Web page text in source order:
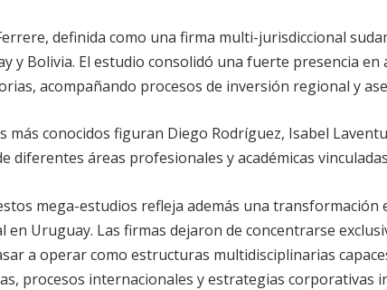
definida como una firma multi-jurisdiccional
y Bolivia. El estudio consolidó una fuerte presencia en
acompañando procesos de inversión regional y
más conocidos figuran Diego Rodríguez, Isabel
diferentes áreas profesionales y académicas
mega-estudios refleja además una transformación
en Uruguay. Las firmas dejaron de concentrarse
a operar como estructuras multidisciplinarias
procesos internacionales y estrategias corporativas